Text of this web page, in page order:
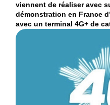
viennent de réaliser avec
démonstration en France
avec un terminal 4G+ de